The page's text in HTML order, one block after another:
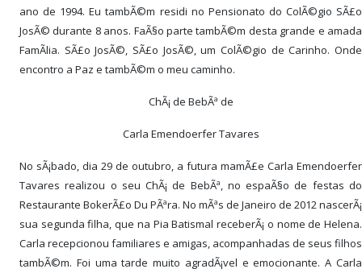
ano de 1994. Eu tambÃ©m residi no Pensionato do ColÃ©gio SÃ£o
JosÃ© durante 8 anos. FaÃ§o parte tambÃ©m desta grande e amada
FamÃ­lia. SÃ£o JosÃ©, SÃ£o JosÃ©, um ColÃ©gio de Carinho. Onde
encontro a Paz e tambÃ©m o meu caminho.
ChÃ¡ de BebÃª de
Carla Emendoerfer Tavares
No sÃ¡bado, dia 29 de outubro, a futura mamÃ£e Carla Emendoerfer
Tavares realizou o seu ChÃ¡ de BebÃª, no espaÃ§o de festas do
Restaurante BokerÃ£o Du PÃªra. No mÃªs de Janeiro de 2012 nascerÃ¡
sua segunda filha, que na Pia Batismal receberÃ¡ o nome de Helena.
Carla recepcionou familiares e amigas, acompanhadas de seus filhos
tambÃ©m. Foi uma tarde muito agradÃ¡vel e emocionante. A Carla